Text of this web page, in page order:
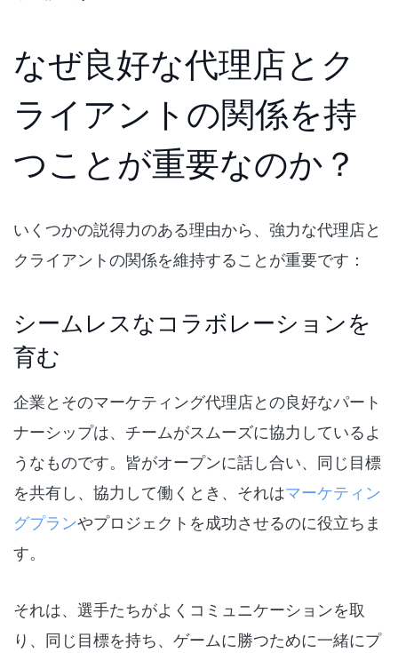
なぜ良好な代理店とク
ライアントの関係を持
つことが重要なのか？
いくつかの説得力のある理由から、強力な代理店と
クライアントの関係を維持することが重要です：
シームレスなコラボレーションを
育む
企業とそのマーケティング代理店との良好なパート
ナーシップは、チームがスムーズに協力しているよ
うなものです。皆がオープンに話し合い、同じ目標
を共有し、協力して働くとき、それはマーケティン
グプランやプロジェクトを成功させるのに役立ちま
す。
それは、選手たちがよくコミュニケーションを取
り、同じ目標を持ち、ゲームに勝つために一緒にプ